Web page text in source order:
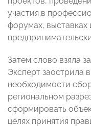
участия в
форумах, выставках
Затем слово взяла
Эксперт заострила
необходимости
региональном
сформировать
целях принятия